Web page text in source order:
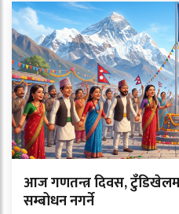
आज गणतन्त्र दिवस, टुँडिखेलमा
सम्बोधन नगर्ने